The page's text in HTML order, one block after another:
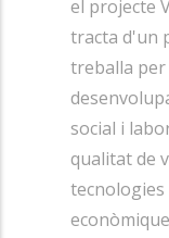
el projecte
tracta d'un
treballa per
social i
qualitat de